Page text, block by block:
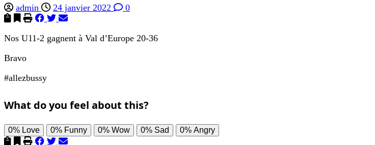
admin 24 janvier 2022 0
Nos U11-2 gagnent à Val d’Europe 20-36
Bravo
#allezbussy
What do you feel about this?
0% Love 0% Funny 0% Wow 0% Sad 0% Angry